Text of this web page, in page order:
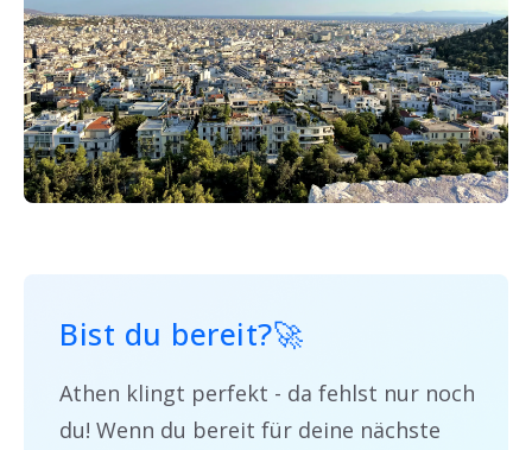
Bist du bereit?🚀
Athen klingt perfekt - da fehlst nur noch
du! Wenn du bereit für deine nächste